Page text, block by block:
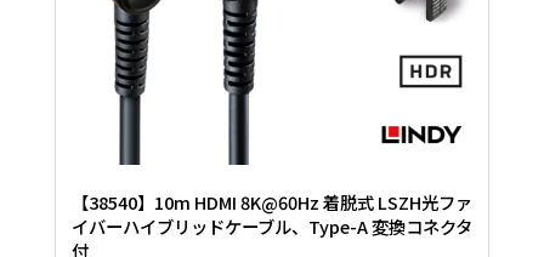
【38540】10m HDMI 8K@60Hz 着脱式 LSZH光ファ
イバーハイブリッドケーブル、Type-A 変換コネクタ
付